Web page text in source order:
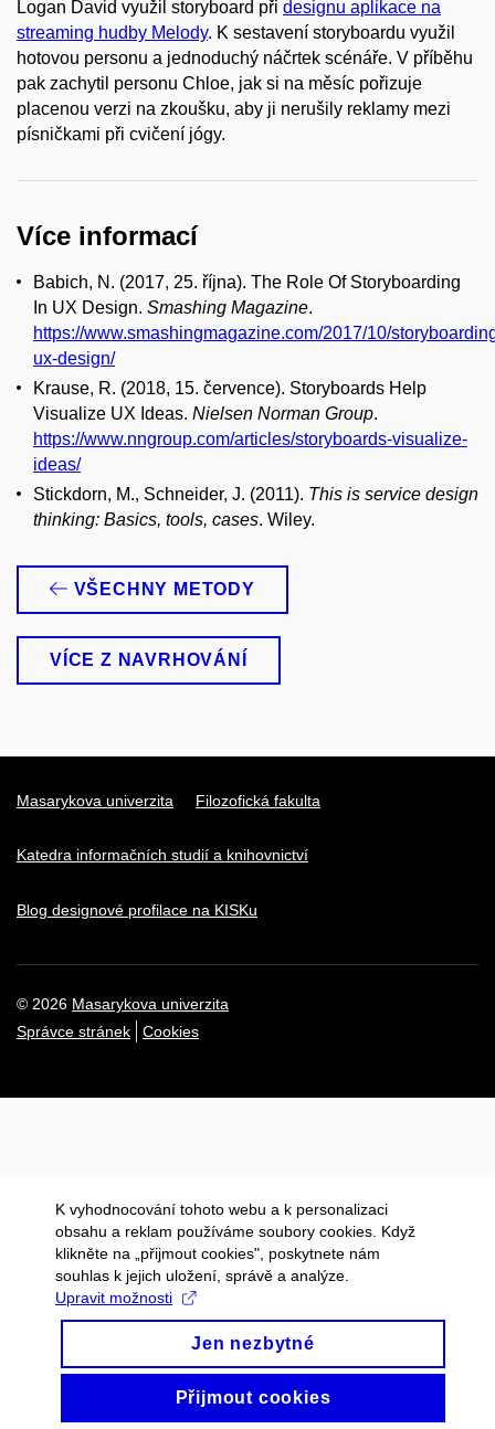
Logan David využil storyboard při designu aplikace na
streaming hudby Melody. K sestavení storyboardu využil
hotovou personu a jednoduchý náčrtek scénáře. V příběhu
pak zachytil personu Chloe, jak si na měsíc pořizuje
placenou verzi na zkoušku, aby ji nerušily reklamy mezi
písničkami při cvičení jógy.
Více informací
Babich, N. (2017, 25. října). The Role Of Storyboarding
In UX Design. Smashing Magazine.
https://www.smashingmagazine.com/2017/10/
ux-design/
Krause, R. (2018, 15. července). Storyboards Help
Visualize UX Ideas. Nielsen Norman Group.
https://www.nngroup.com/articles/storyboards-visualize-
ideas/
Stickdorn, M., Schneider, J. (2011). This is service design
thinking: Basics, tools, cases. Wiley.
VŠECHNY METODY
VÍCE Z NAVRHOVÁNÍ
Masarykova univerzita Filozofická fakulta
Katedra informačních studií a knihovnictví
Blog designové profilace na KISKu
© 2026 Masarykova univerzita
Správce stránek
Cookies
K vyhodnocování tohoto webu a k personalizaci
obsahu a reklam používáme soubory cookies. Když
klikněte na „přijmout cookies", poskytnete nám
souhlas k jejich uložení, správě a analýze.
Upravit možnosti
Jen nezbytné
Přijmout cookies